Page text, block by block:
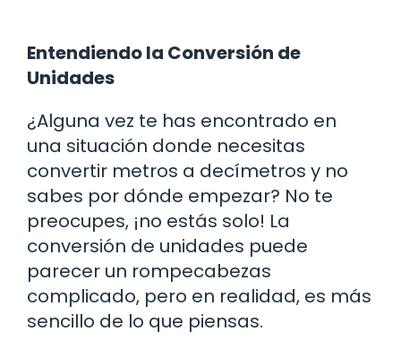
Entendiendo la Conversión de
Unidades
¿Alguna vez te has encontrado en
una situación donde necesitas
convertir metros a decímetros y no
sabes por dónde empezar? No te
preocupes, ¡no estás solo! La
conversión de unidades puede
parecer un rompecabezas
complicado, pero en realidad, es más
sencillo de lo que piensas.